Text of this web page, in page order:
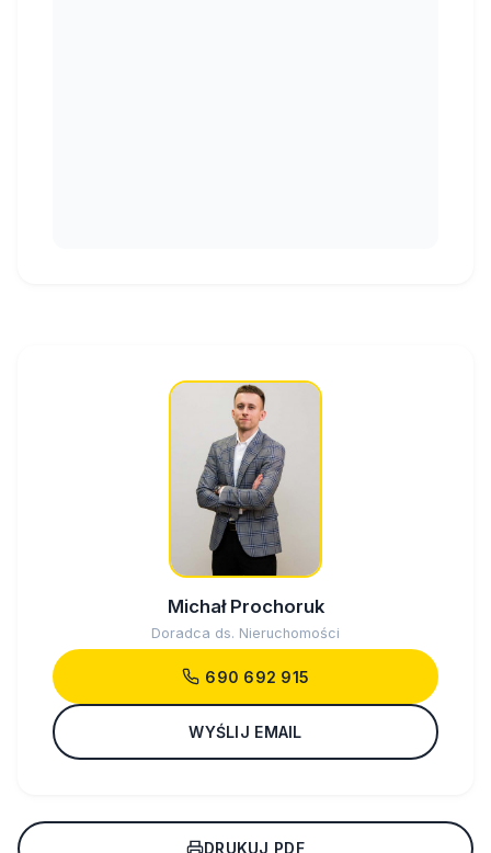
Michał Prochoruk
Doradca ds. Nieruchomości
690 692 915
WYŚLIJ EMAIL
DRUKUJ PDF